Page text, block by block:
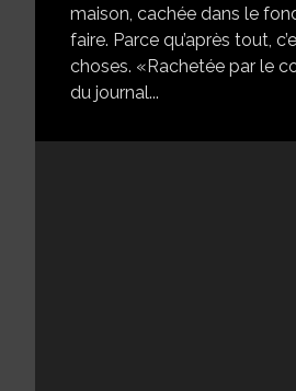
maison, cachée dans le
faire. Parce qu’après tout,
choses. «Rachetée par le
du journal...